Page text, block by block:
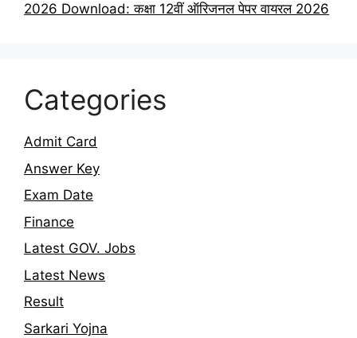
2026 Download: कक्षा 12वीं ऑरिजनल पेपर वायरल 2026
Categories
Admit Card
Answer Key
Exam Date
Finance
Latest GOV. Jobs
Latest News
Result
Sarkari Yojna